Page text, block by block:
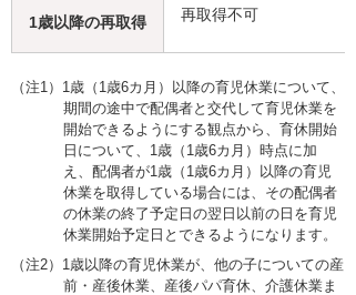
1歳以降の再取得 再取得不可
（注1）1歳（1歳6カ月）以降の育児休業について、
期間の途中で配偶者と交代して育児休業を
開始できるようにする観点から、育休開始
日について、1歳（1歳6カ月）時点に加
え、配偶者が1歳（1歳6カ月）以降の育児
休業を取得している場合には、その配偶者
の休業の終了予定日の翌日以前の日を育児
休業開始予定日とできるようになります。
（注2）1歳以降の育児休業が、他の子についての産
前・産後休業、産後パパ育休、介護休業ま